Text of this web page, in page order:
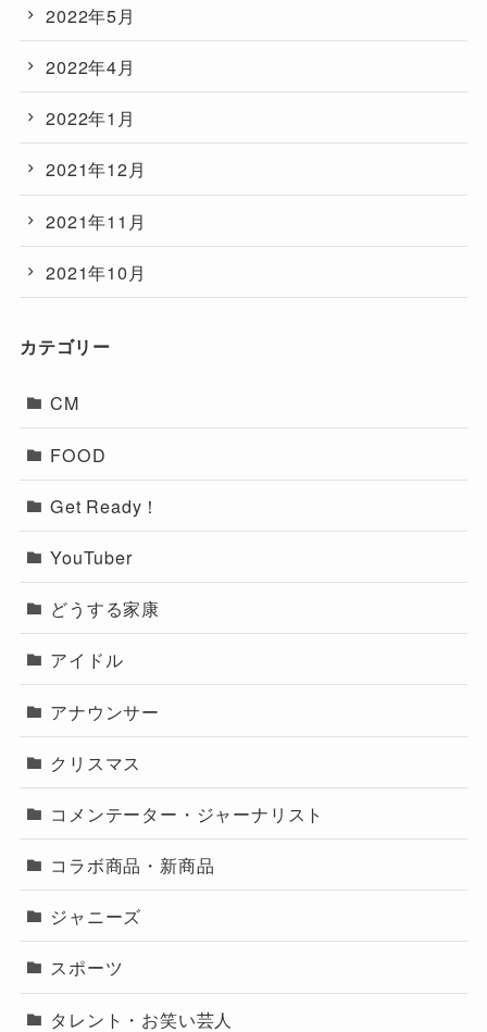
2022年5月
2022年4月
2022年1月
2021年12月
2021年11月
2021年10月
カテゴリー
CM
FOOD
Get Ready！
YouTuber
どうする家康
アイドル
アナウンサー
クリスマス
コメンテーター・ジャーナリスト
コラボ商品・新商品
ジャニーズ
スポーツ
タレント・お笑い芸人